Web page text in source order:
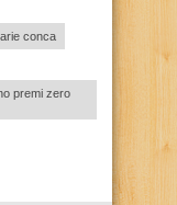
conca
premi zero